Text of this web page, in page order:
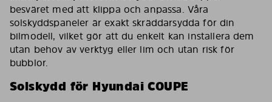
besväret med att klippa och anpassa. Våra
solskyddspaneler är exakt skräddarsydda för din
bilmodell, vilket gör att du enkelt kan installera dem
utan behov av verktyg eller lim och utan risk för
bubblor.
Solskydd för Hyundai COUPE